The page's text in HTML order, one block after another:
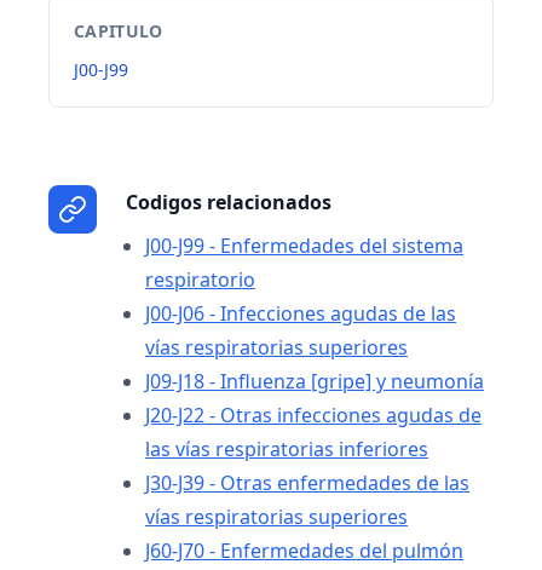
CAPITULO
J00-J99
Codigos relacionados
J00-J99 - Enfermedades del sistema
respiratorio
J00-J06 - Infecciones agudas de las
vías respiratorias superiores
J09-J18 - Influenza [gripe] y neumonía
J20-J22 - Otras infecciones agudas de
las vías respiratorias inferiores
J30-J39 - Otras enfermedades de las
vías respiratorias superiores
J60-J70 - Enfermedades del pulmón